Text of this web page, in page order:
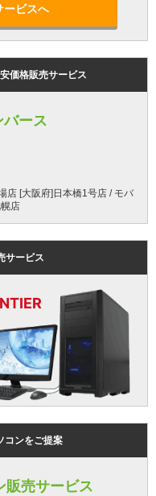
ービスへ
価格販売サービス
ース
店 [大阪府]日本橋1号店 / モバ
店
サービス
コンをご提案
販売サービス